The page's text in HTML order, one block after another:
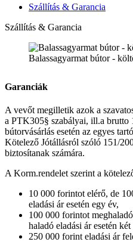
Szállítás & Garancia
Szállítás & Garancia
Balassagyarmat bútor -
Garanciák
A vevőt megilletik azok a
a PTK305§ szabályai, ill.a brutto
bútorvásárlás esetén az egyes
Kötelező Jótállásról szóló 151/
biztosítanak számára.
A Korm.rendelet szerint a
10 000 forintot elérő, de
eladási ár esetén egy év,
100 000 forintot
haladó eladási ár esetén két
250 000 forint eladási ár